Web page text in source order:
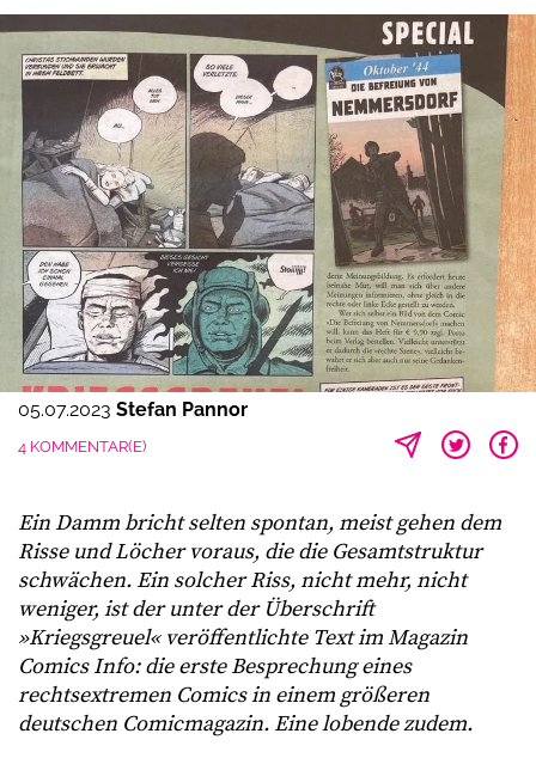
05.07.2023 Stefan Pannor
4 KOMMENTAR(E)
Ein Damm bricht selten spontan, meist gehen dem
Risse und Löcher voraus, die die Gesamtstruktur
schwächen. Ein solcher Riss, nicht mehr, nicht
weniger, ist der unter der Überschrift
»Kriegsgreuel« veröffentlichte Text im Magazin
Comics Info: die erste Besprechung eines
rechtsextremen Comics in einem größeren
deutschen Comicmagazin. Eine lobende zudem.